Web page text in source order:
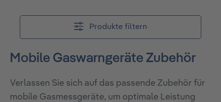
Produkte filtern
Mobile Gaswarngeräte Zubehör
Verlassen Sie sich auf das passende Zubehör für
mobile Gasmessgeräte, um optimale Leistung